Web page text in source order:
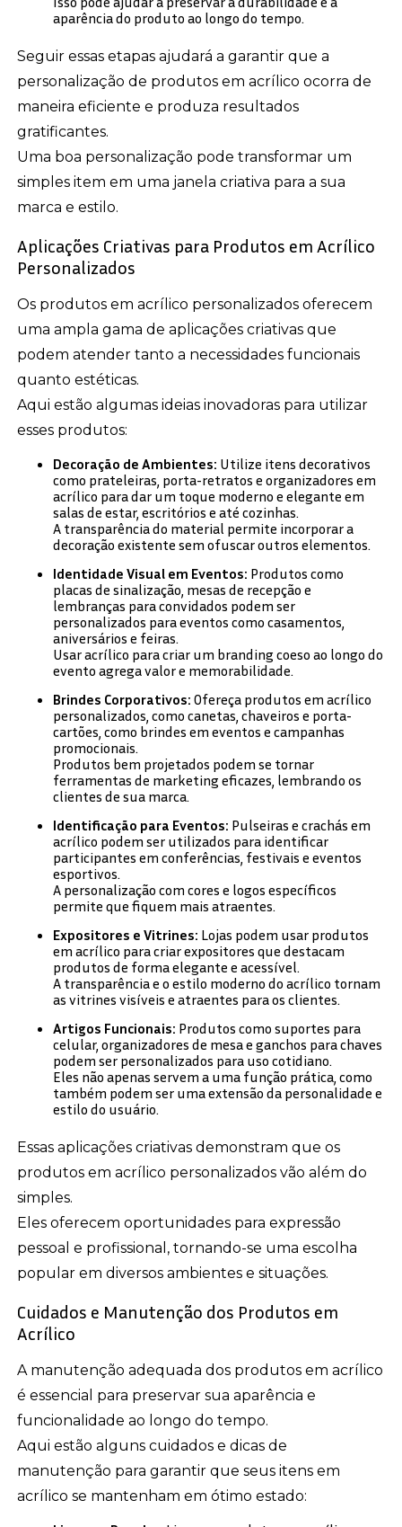
aparência do produto ao longo do tempo.
Seguir essas etapas ajudará a garantir que a
personalização de produtos em acrílico ocorra de
maneira eficiente e produza resultados
gratificantes.
Uma boa personalização pode transformar um
simples item em uma janela criativa para a sua
marca e estilo.
Aplicações Criativas para Produtos em Acrílico
Personalizados
Os produtos em acrílico personalizados oferecem
uma ampla gama de aplicações criativas que
podem atender tanto a necessidades funcionais
quanto estéticas.
Aqui estão algumas ideias inovadoras para utilizar
esses produtos:
Decoração de Ambientes: Utilize itens decorativos
como prateleiras, porta-retratos e organizadores em
acrílico para dar um toque moderno e elegante em
salas de estar, escritórios e até cozinhas.
A transparência do material permite incorporar a
decoração existente sem ofuscar outros elementos.
Identidade Visual em Eventos: Produtos como
placas de sinalização, mesas de recepção e
lembranças para convidados podem ser
personalizados para eventos como casamentos,
aniversários e feiras.
Usar acrílico para criar um branding coeso ao longo do
evento agrega valor e memorabilidade.
Brindes Corporativos: Ofereça produtos em acrílico
personalizados, como canetas, chaveiros e porta-
cartões, como brindes em eventos e campanhas
promocionais.
Produtos bem projetados podem se tornar
ferramentas de marketing eficazes, lembrando os
clientes de sua marca.
Identificação para Eventos: Pulseiras e crachás em
acrílico podem ser utilizados para identificar
participantes em conferências, festivais e eventos
esportivos.
A personalização com cores e logos específicos
permite que fiquem mais atraentes.
Expositores e Vitrines: Lojas podem usar produtos
em acrílico para criar expositores que destacam
produtos de forma elegante e acessível.
A transparência e o estilo moderno do acrílico tornam
as vitrines visíveis e atraentes para os clientes.
Artigos Funcionais: Produtos como suportes para
celular, organizadores de mesa e ganchos para chaves
podem ser personalizados para uso cotidiano.
Eles não apenas servem a uma função prática, como
também podem ser uma extensão da personalidade e
estilo do usuário.
Essas aplicações criativas demonstram que os
produtos em acrílico personalizados vão além do
simples.
Eles oferecem oportunidades para expressão
pessoal e profissional, tornando-se uma escolha
popular em diversos ambientes e situações.
Cuidados e Manutenção dos Produtos em
Acrílico
A manutenção adequada dos produtos em acrílico
é essencial para preservar sua aparência e
funcionalidade ao longo do tempo.
Aqui estão alguns cuidados e dicas de
manutenção para garantir que seus itens em
acrílico se mantenham em ótimo estado: